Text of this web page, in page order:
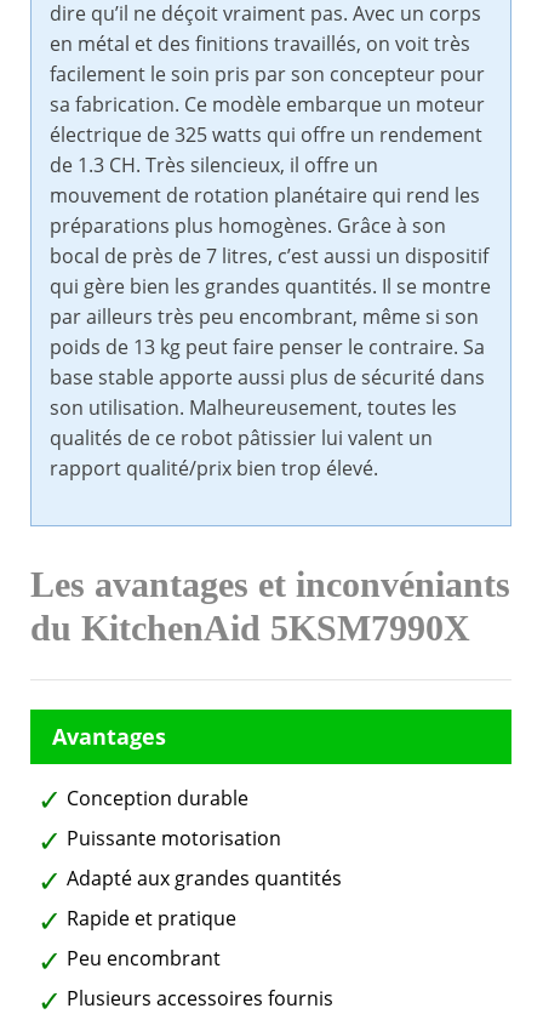
dire qu’il ne déçoit vraiment pas. Avec un corps
en métal et des finitions travaillés, on voit très
facilement le soin pris par son concepteur pour
sa fabrication. Ce modèle embarque un moteur
électrique de 325 watts qui offre un rendement
de 1.3 CH. Très silencieux, il offre un
mouvement de rotation planétaire qui rend les
préparations plus homogènes. Grâce à son
bocal de près de 7 litres, c’est aussi un dispositif
qui gère bien les grandes quantités. Il se montre
par ailleurs très peu encombrant, même si son
poids de 13 kg peut faire penser le contraire. Sa
base stable apporte aussi plus de sécurité dans
son utilisation. Malheureusement, toutes les
qualités de ce robot pâtissier lui valent un
rapport qualité/prix bien trop élevé.
Les avantages et inconvéniants
du KitchenAid 5KSM7990X
Conception durable
Puissante motorisation
Adapté aux grandes quantités
Rapide et pratique
Peu encombrant
Plusieurs accessoires fournis